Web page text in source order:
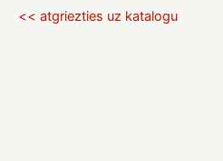
<< atgriezties uz katalogu